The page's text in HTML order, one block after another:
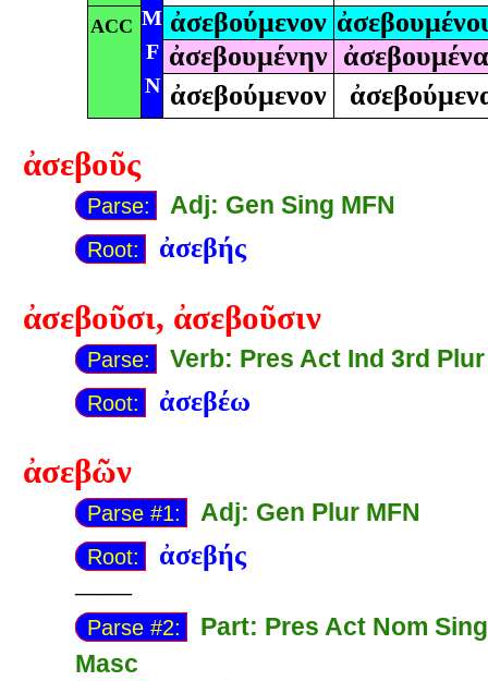
ACC M ἀσεβούμενον
F ἀσεβουμένην
N ἀσεβούμενον
ἀσεβοῦς
Parse: Adj: Gen Sing MFN
Root: ἀσεβής
ἀσεβοῦσι, ἀσεβοῦσιν
Parse: Verb: Pres Act Ind 3rd Plur
Root: ἀσεβέω
ἀσεβῶν
Parse #1: Adj: Gen Plur MFN
Root:
ἀσεβής
——
Parse #2:
Part: Pres Act Nom Sing
Masc